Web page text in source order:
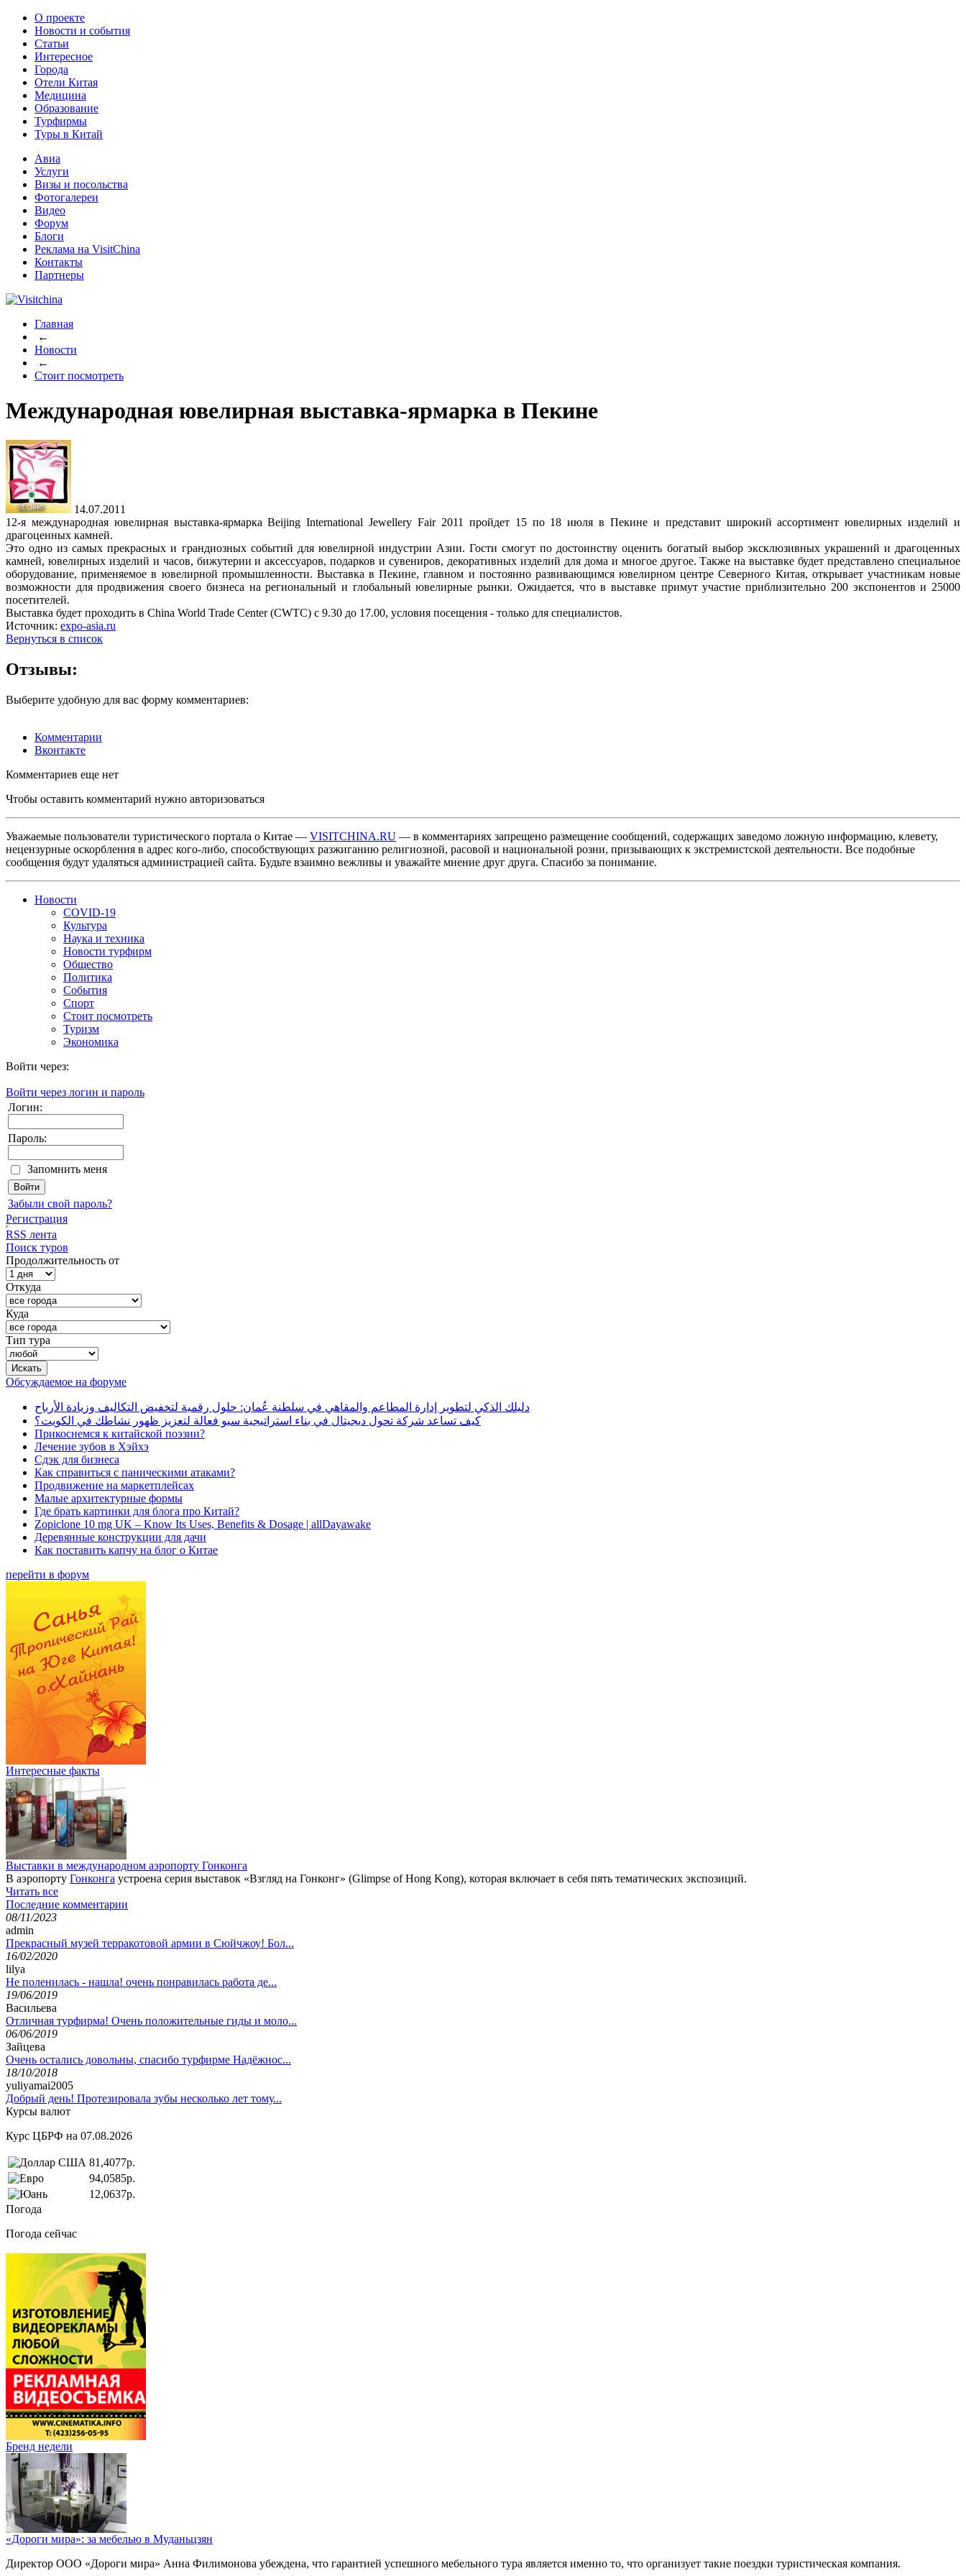
О проекте
Новости и события
Статьи
Интересное
Города
Отели Китая
Медицина
Образование
Турфирмы
Туры в Китай
Авиа
Услуги
Визы и посольства
Фотогалереи
Видео
Форум
Блоги
Реклама на VisitChina
Контакты
Партнеры
Главная
←
Новости
←
Стоит посмотреть
Международная ювелирная выставка-ярмарка в Пекине
14.07.2011
12-я международная ювелирная выставка-ярмарка Beijing International Jewellery Fair 2011 пройдет 15 по 18 июля в Пекине и представит широкий ассортимент ювелирных изделий и
драгоценных камней.
Это одно из самых прекрасных и грандиозных событий для ювелирной индустрии Азии. Гости смогут по достоинству оценить богатый выбор эксклюзивных украшений и драгоценных
камней, ювелирных изделий и часов, бижутерии и аксессуаров, подарков и сувениров, декоративных изделий для дома и многое другое. Также на выставке будет представлено специальное
оборудование, применяемое в ювелирной промышленности. Выставка в Пекине, главном и постоянно развивающимся ювелирном центре Северного Китая, открывает участникам новые
возможности для продвижения своего бизнеса на региональный и глобальный ювелирные рынки. Ожидается, что в выставке примут участие приблизительно 200 экспонентов и 25000
посетителей.
Выставка будет проходить в China World Trade Center (CWTC) с 9.30 до 17.00, условия посещения - только для специалистов.
Источник: expo-asia.ru
Вернуться в список
Отзывы:
Выберите удобную для вас форму комментариев:
Комментарии
Вконтакте
Комментариев еще нет
Чтобы оставить комментарий нужно авторизоваться
Уважаемые пользователи туристического портала о Китае — VISITCHINA.RU — в комментариях запрещено размещение сообщений, содержащих заведомо ложную информацию, клевету,
нецензурные оскорбления в адрес кого-либо, способствующих разжиганию религиозной, расовой и национальной розни, призывающих к экстремистской деятельности. Все подобные
сообщения будут удаляться администрацией сайта. Будьте взаимно вежливы и уважайте мнение друг друга. Спасибо за понимание.
Новости
COVID-19
Культура
Наука и техника
Новости турфирм
Общество
Политика
События
Спорт
Стоит посмотреть
Туризм
Экономика
Войти через:
Войти через логин и пароль
Логин:
Пароль:
Запомнить меня
Забыли свой пароль?
Регистрация
RSS лента
Поиск туров
Продолжительность от
Откуда
Куда
Тип тура
Обсуждаемое на форуме
دليلك الذكي لتطوير إدارة المطاعم والمقاهي في سلطنة عُمان: حلول رقمية لتخفيض التكاليف وزيادة الأرباح
كيف تساعد شركة تحول ديجيتال في بناء استراتيجية سيو فعالة لتعزيز ظهور نشاطك في الكويت؟
Прикоснемся к китайской поэзии?
Лечение зубов в Хэйхэ
Сдэк для бизнеса
Как справиться с паническими атаками?
Продвижение на маркетплейсах
Малые архитектурные формы
Где брать картинки для блога про Китай?
Zopiclone 10 mg UK – Know Its Uses, Benefits & Dosage | allDayawake
Деревянные конструкции для дачи
Как поставить капчу на блог о Китае
перейти в форум
Интересные факты
Выставки в международном аэропорту Гонконга
В аэропорту Гонконга устроена серия выставок «Взгляд на Гонконг» (Glimpse of Hong Kong), которая включает в себя пять тематических экспозиций.
Читать все
Последние комментарии
08/11/2023
admin
Прекрасный музей терракотовой армии в Сюйчжоу! Бол...
16/02/2020
lilya
Не поленилась - нашла! очень понравилась работа де...
19/06/2019
Васильева
Отличная турфирма! Очень положительные гиды и моло...
06/06/2019
Зайцева
Очень остались довольны, спасибо турфирме Надёжнос...
18/10/2018
yuliyamai2005
Добрый день! Протезировала зубы несколько лет тому...
Курсы валют
Курс ЦБРФ на 07.08.2026
81,4077р.
94,0585р.
12,0637р.
Погода
Погода сейчас
Бренд недели
«Дороги мира»: за мебелью в Муданьцзян
Директор ООО «Дороги мира» Анна Филимонова убеждена, что гарантией успешного мебельного тура является именно то, что организует такие поездки туристическая компания.